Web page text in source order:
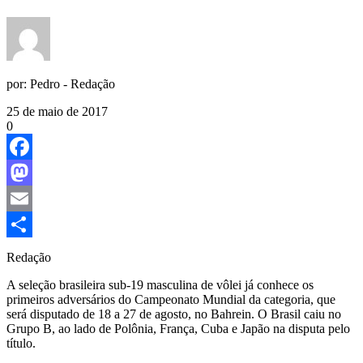
por: Pedro - Redação
25 de maio de 2017
0
Facebook
Mastodon
Email
Share
Redação
A seleção brasileira sub-19 masculina de vôlei já conhece os
primeiros adversários do Campeonato Mundial da categoria, que
será disputado de 18 a 27 de agosto, no Bahrein. O Brasil caiu no
Grupo B, ao lado de Polônia, França, Cuba e Japão na disputa pelo
título.